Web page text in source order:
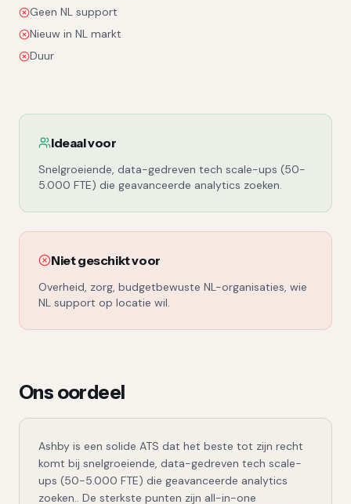
Geen NL support
Nieuw in NL markt
Duur
Ideaal voor
Snelgroeiende, data-gedreven tech scale-ups (50-
5.000 FTE) die geavanceerde analytics zoeken.
Niet geschikt voor
Overheid, zorg, budgetbewuste NL-organisaties, wie
NL support op locatie wil.
Ons oordeel
Ashby is een solide ATS dat het beste tot zijn recht
komt bij snelgroeiende, data-gedreven tech scale-
ups (50-5.000 FTE) die geavanceerde analytics
zoeken.. De sterkste punten zijn all-in-one